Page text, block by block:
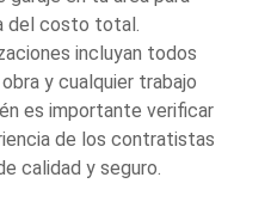
del costo total.
incluyan todos
y cualquier trabajo
es importante verificar
de los contratistas
calidad y seguro.